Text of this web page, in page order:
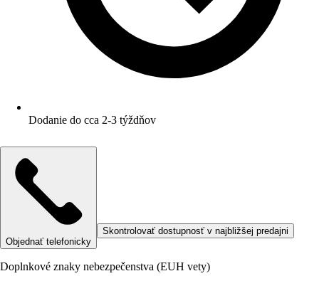
Dodanie do cca 2-3 týždňov
Objednať telefonicky
Skontrolovať dostupnosť v najbližšej predajni
Doplnkové znaky nebezpečenstva (EUH vety)